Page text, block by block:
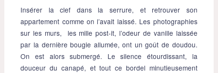
Insérer la clef dans la serrure, et retrouver son
appartement comme on l’avait laissé. Les photographies
sur les murs, les mille post-it, l’odeur de vanille laissée
par la dernière bougie allumée, ont un goût de doudou.
On est alors submergé. Le silence étourdissant, la
douceur du canapé, et tout ce bordel minutieusement